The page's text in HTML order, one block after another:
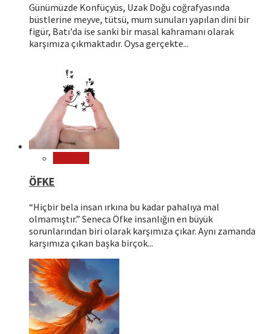
Günümüzde Konfüçyüs, Uzak Doğu coğrafyasında
büstlerine meyve, tütsü, mum sunuları yapılan dini bir
figür, Batı'da ise sanki bir masal kahramanı olarak
karşımıza çıkmaktadır. Oysa gerçekte...
ÖFKE
“Hiçbir bela insan ırkına bu kadar pahalıya mal
olmamıştır.” Seneca Öfke insanlığın en büyük
sorunlarından biri olarak karşımıza çıkar. Aynı zamanda
karşımıza çıkan başka birçok...